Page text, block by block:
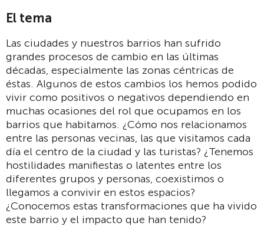
El tema
Las ciudades y nuestros barrios han sufrido
grandes procesos de cambio en las últimas
décadas, especialmente las zonas céntricas de
éstas. Algunos de estos cambios los hemos podido
vivir como positivos o negativos dependiendo en
muchas ocasiones del rol que ocupamos en los
barrios que habitamos. ¿Cómo nos relacionamos
entre las personas vecinas, las que visitamos cada
día el centro de la ciudad y las turistas? ¿Tenemos
hostilidades manifiestas o latentes entre los
diferentes grupos y personas, coexistimos o
llegamos a convivir en estos espacios?
¿Conocemos estas transformaciones que ha vivido
este barrio y el impacto que han tenido?